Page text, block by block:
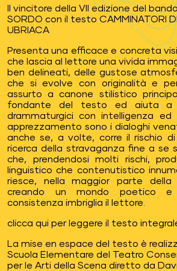
Il vincitore della VII edizione del
SORDO con il testo CAMMINATORI
UBRIACA
Presenta una efficace e concreta
che lascia al lettore una vivida
ben delineati, delle gustose
che si evolve con originalità e
assurto a canone stilistico
fondante del testo ed aiuta a
drammaturgici con intelligenza ed
apprezzamento sono i dialoghi
anche se, a volte, corre il rischio di
ricerca della stravaganza fine a se
che, prendendosi molti rischi,
linguistico che contenutistico
riesce, nella maggior parte della
creando un mondo poetico
consistenza imbriglia il lettore.
clicca qui per leggere il testo
La mise en espace del testo è
Scuola Elementare del Teatro
per le Arti della Scena diretto da